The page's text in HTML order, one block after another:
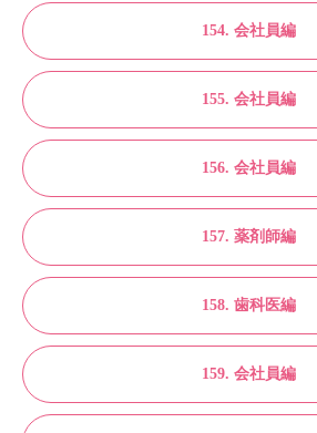
154. 会社員編
155. 会社員編
156. 会社員編
157. 薬剤師編
158. 歯科医編
159. 会社員編